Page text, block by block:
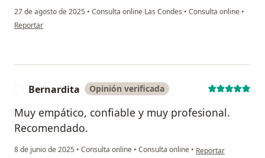
27 de agosto de 2025 • Consulta online Las Condes • Consulta online •
en opinión del usuario Jorge G
Reportar
Bernardita Opinión verificada
Muy empático, confiable y muy profesional.
Recomendado.
8 de junio de 2025 • Consulta online • Consulta online • en opinión del
Reportar